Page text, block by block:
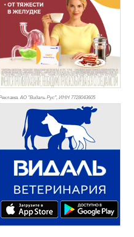
АО "Видаль Рус", ИНН 7728043605